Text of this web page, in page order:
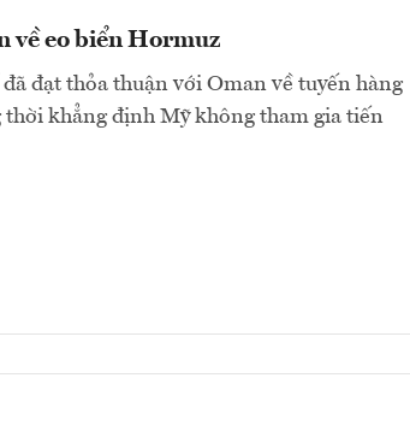
về eo biển Hormuz
đạt thỏa thuận với Oman về tuyến hàng
khẳng định Mỹ không tham gia tiến